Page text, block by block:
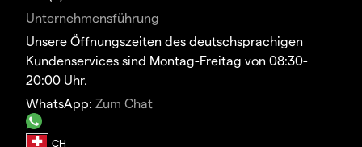
Unternehmensführung
Unsere Öffnungszeiten des deutschsprachigen
Kundenservices sind Montag-Freitag von 08:30-
20:00 Uhr.
WhatsApp: Zum Chat